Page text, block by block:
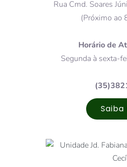
Rua Cmd. Soares
(Próximo ao
Horário de
Segunda à sexta-
Saiba